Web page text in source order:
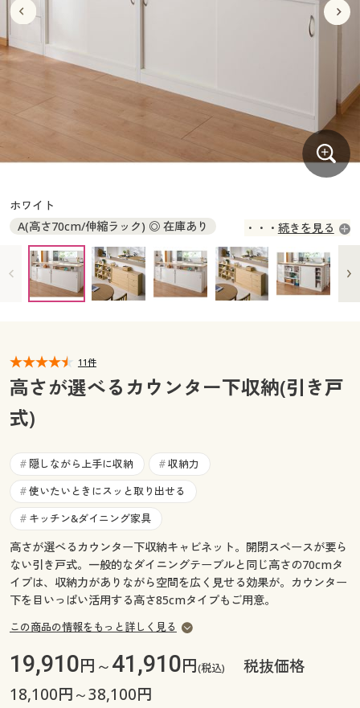
ジュニア・ティーンズ下着
大きいサイズ レディース服
大きいサイズ レディース下着
大きいサイズ 事務・制服
バーゲンセール
商品カテゴリ一覧
カタログ
カタログ・チラシからのご注文
デジタルカタログ
カタログ無料プレゼント
マイページ
閲覧履歴
お気に入り
サポート
ご利用ガイド
よくある質問とお問い合わせ
ジュニア・ティーンズ下着
大きいサイズ レディース服
大きいサイズ レディース下着
大きいサイズ メンズ
大きいサイズ 事務・制服
バーゲンセール
シークレットセール
詳細検索
商品カテゴリ一覧
カタログ
カタログ・チラシからのご注文
カタログ無料プレゼント
会員メニュー
閲覧履歴
お気に入り
ご利用ガイド
よくある質問とお問い合わせ
ホワイト
A(高さ70cm/伸縮ラック) ◎ 在庫あり
B(高さ70cm/チェスト) ◎ 在庫あり
C(高さ70cm/引き戸幅90cm) ○ 在庫わずか
D(高さ70cm/引き戸幅120cm) ◎ 在庫あり
H(高さ85cm/引き戸幅120cm) ○ 在庫わずか
続きを見る
11件
高さが選べるカウンター下収納(引き戸
式)
# 隠しながら上手に収納 # 収納力
# 使いたいときにスッと取り出せる
# キッチン&ダイニング家具
高さが選べるカウンター下収納キャビネット。開閉スペースが要ら
ない引き戸式。一般的なダイニングテーブルと同じ高さの70cmタ
イプは、収納力がありながら空間を広く見せる効果が。カウンター
下を目いっぱい活用する高さ85cmタイプもご用意。
この商品の情報をもっと詳しく見る
19,910円～41,910円(税込)
税抜価格
18,100円～38,100円